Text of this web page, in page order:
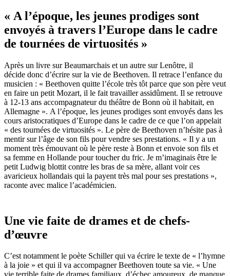
« A l’époque, les jeunes prodiges sont
envoyés à travers l’Europe dans le cadre
de tournées de virtuosités »
Après un livre sur Beaumarchais et un autre sur Lenôtre, il
décide donc d’écrire sur la vie de Beethoven. Il retrace l’enfance du
musicien : « Beethoven quitte l’école très tôt parce que son père veut
en faire un petit Mozart, il le fait travailler assidûment. Il se retrouve
à 12-13 ans accompagnateur du théâtre de Bonn où il habitait, en
Allemagne ». A l’époque, les jeunes prodiges sont envoyés dans les
cours aristocratiques d’Europe dans le cadre de ce que l’on appelait
« des tournées de virtuosités ». Le père de Beethoven n’hésite pas à
mentir sur l’âge de son fils pour vendre ses prestations. « Il y a un
moment très émouvant où le père reste à Bonn et envoie son fils et
sa femme en Hollande pour toucher du fric. Je m’imaginais être le
petit Ludwig blottit contre les bras de sa mère, allant voir ces
avaricieux hollandais qui la payent très mal pour ses prestations »,
raconte avec malice l’académicien.
Une vie faite de drames et de chefs-
d’œuvre
C’est notamment le poète Schiller qui va écrire le texte de « l’hymne
à la joie » et qui il va accompagner Beethoven toute sa vie. « Une